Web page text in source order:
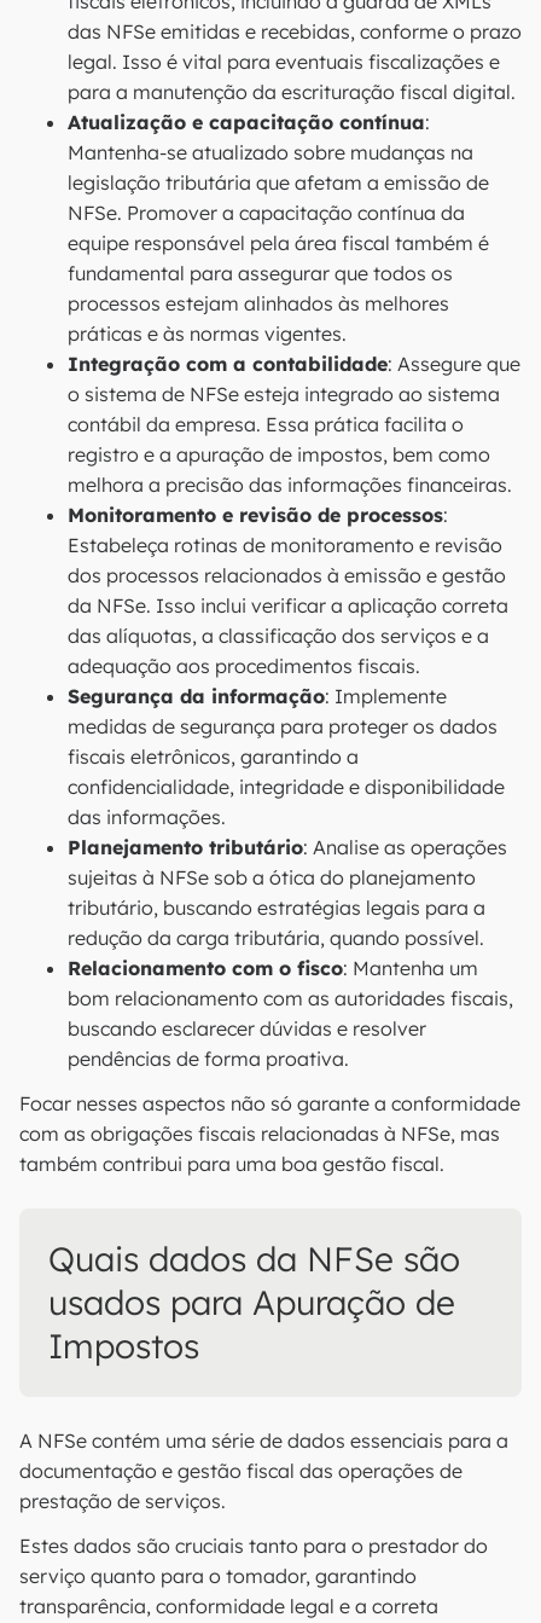
das NFSe emitidas e recebidas, conforme o prazo
legal. Isso é vital para eventuais fiscalizações e
para a manutenção da escrituração fiscal digital.
Atualização e capacitação contínua:
Mantenha-se atualizado sobre mudanças na
legislação tributária que afetam a emissão de
NFSe. Promover a capacitação contínua da
equipe responsável pela área fiscal também é
fundamental para assegurar que todos os
processos estejam alinhados às melhores
práticas e às normas vigentes.
Integração com a contabilidade: Assegure que
o sistema de NFSe esteja integrado ao sistema
contábil da empresa. Essa prática facilita o
registro e a apuração de impostos, bem como
melhora a precisão das informações financeiras.
Monitoramento e revisão de processos:
Estabeleça rotinas de monitoramento e revisão
dos processos relacionados à emissão e gestão
da NFSe. Isso inclui verificar a aplicação correta
das alíquotas, a classificação dos serviços e a
adequação aos procedimentos fiscais.
Segurança da informação: Implemente
medidas de segurança para proteger os dados
fiscais eletrônicos, garantindo a
confidencialidade, integridade e disponibilidade
das informações.
Planejamento tributário: Analise as operações
sujeitas à NFSe sob a ótica do planejamento
tributário, buscando estratégias legais para a
redução da carga tributária, quando possível.
Relacionamento com o fisco: Mantenha um
bom relacionamento com as autoridades fiscais,
buscando esclarecer dúvidas e resolver
pendências de forma proativa.
Focar nesses aspectos não só garante a conformidade
com as obrigações fiscais relacionadas à NFSe, mas
também contribui para uma boa gestão fiscal.
Quais dados da NFSe são
usados para Apuração de
Impostos
A NFSe contém uma série de dados essenciais para a
documentação e gestão fiscal das operações de
prestação de serviços.
Estes dados são cruciais tanto para o prestador do
serviço quanto para o tomador, garantindo
transparência, conformidade legal e a correta